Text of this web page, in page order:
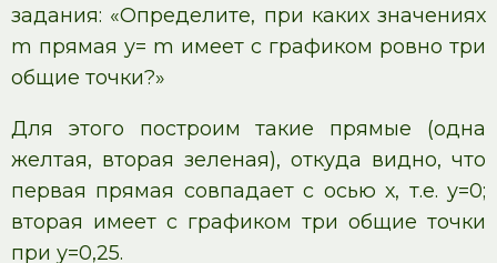
задания: «Определите, при каких значениях
m прямая у= m имеет с графиком ровно три
общие точки?»
Для этого построим такие прямые (одна
желтая, вторая зеленая), откуда видно, что
первая прямая совпадает с осью х, т.е. у=0;
вторая имеет с графиком три общие точки
при у=0,25.